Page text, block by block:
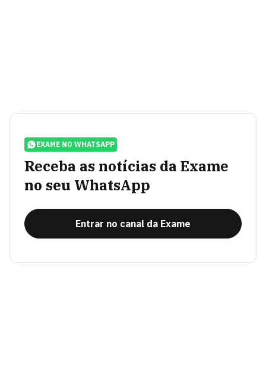
EXAME NO WHATSAPP
Receba as notícias da Exame
no seu WhatsApp
Entrar no canal da Exame